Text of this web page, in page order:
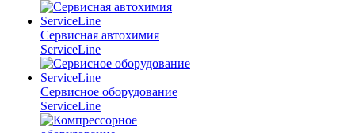
Сервисная автохимия
ServiceLine
Сервисное оборудование
ServiceLine